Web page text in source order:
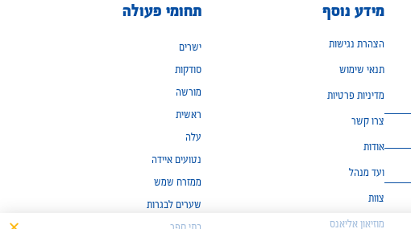
מידע נוסף
הצהרת נגישות
תנאי שימוש
מדיניות פרטיות
צרו קשר
אודות
ועד מנהל
צוות
מוזיאון אליאנס
תחומי פעולה
ישרים
סודקות
מורשה
ראשית
עלה
נטועים איידה
ממזרח שמש
שערים לבגרות